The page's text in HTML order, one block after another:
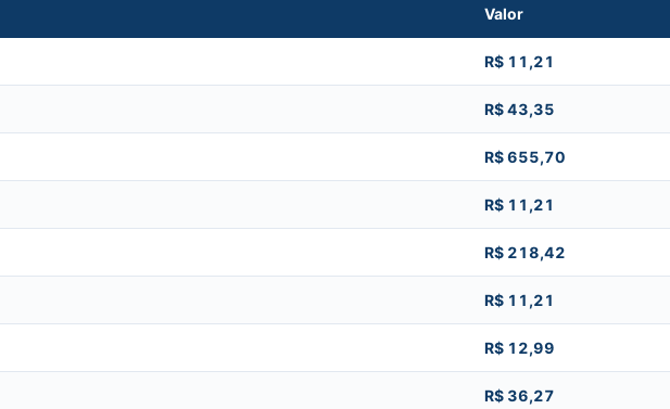
Valor
R$ 11,21
R$ 43,35
R$ 655,70
R$ 11,21
R$ 218,42
R$ 11,21
R$ 12,99
R$ 36,27